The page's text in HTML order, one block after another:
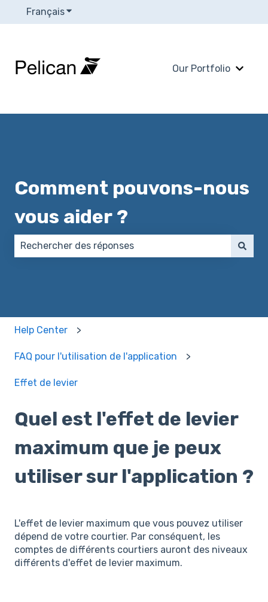
FrançaisAfficher le sous-menu pour les traductions
Our Portfolio
Comment pouvons-nous
vous aider ?
Help Center
FAQ pour l'utilisation de l'application
Effet de levier
Quel est l'effet de levier
maximum que je peux
utiliser sur l'application ?
L'effet de levier maximum que vous pouvez utiliser
dépend de votre courtier. Par conséquent, les
comptes de différents courtiers auront des niveaux
différents d'effet de levier maximum.